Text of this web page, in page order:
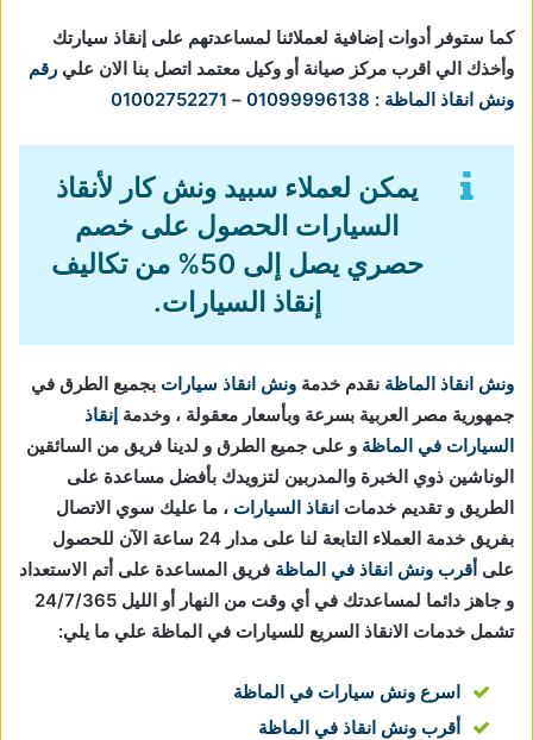
كما ستوفر أدوات إضافية لعملائنا لمساعدتهم على إنقاذ سيارتك
وأخذك الي اقرب مركز صيانة أو وكيل معتمد اتصل بنا الان علي رقم
ونش انقاذ الماظة :
01099996138
–
01002752271
يمكن لعملاء سبيد ونش كار لأنقاذ
السيارات الحصول على خصم
حصري يصل إلى 50% من تكاليف
إنقاذ السيارات.
ونش انقاذ الماظة نقدم خدمة ونش انقاذ سيارات بجميع الطرق في
جمهورية مصر العربية بسرعة وبأسعار معقولة ، وخدمة إنقاذ
السيارات في الماظة و على جميع الطرق و لدينا فريق من السائقين
الوناشين ذوي الخبرة والمدربين لتزويدك بأفضل مساعدة على
الطريق و تقديم خدمات انقاذ السيارات ، ما عليك سوي الاتصال
بفريق خدمة العملاء التابعة لنا على مدار 24 ساعة الآن للحصول
على أقرب ونش انقاذ في الماظة فريق المساعدة على أتم الاستعداد
و جاهز دائما لمساعدتك في أي وقت من النهار أو الليل 24/7/365
تشمل خدمات الانقاذ السريع للسيارات في الماظة علي ما يلي:
اسرع ونش سيارات في الماظة
أقرب ونش انقاذ في الماظة